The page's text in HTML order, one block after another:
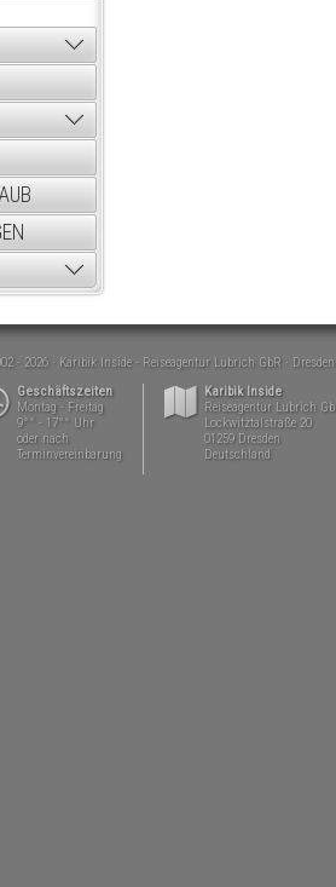
- 2026 Karibik Inside - Reiseagentur Lubrich GbR
Dresden
Geschäftszeiten
Montag - Freitag
9°° - 17°° Uhr
oder nach
Terminvereinbarung
Karibik Inside
Reiseagentur Lubrich
Lockwitztalstraße 20
01259 Dresden
Deutschland